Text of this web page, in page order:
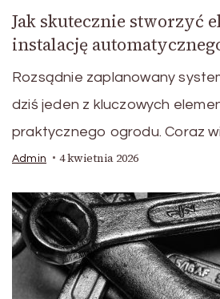
Jak skutecznie stworzyć
instalację
Rozsądnie zaplanowany
dziś jeden z kluczowych
praktycznego ogrodu. Coraz
Admin 4 kwietnia 2026